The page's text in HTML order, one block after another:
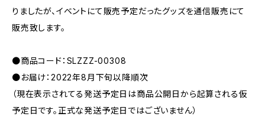
りましたが、イベントにて販売予定だったグッズを通信販売にて
販売致します。
●商品コード：SLZZZ-00308
●お届け：2022年8月下旬以降順次
（現在表示されてる発送予定日は商品公開日から起算される仮
予定日です。正式な発送予定日ではございません）